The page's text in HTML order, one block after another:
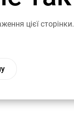
цієї сторінки.